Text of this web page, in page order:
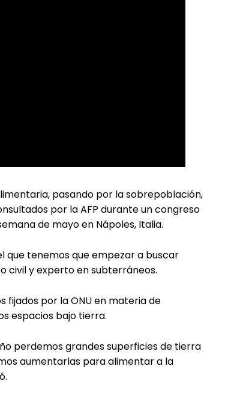
pasando por la sobrepoblación,
por la AFP durante un congreso
de mayo en Nápoles, Italia.
que tenemos que empezar a buscar
civil y experto en subterráneos.
fijados por la ONU en materia de
espacios bajo tierra.
perdemos grandes superficies de tierra
aumentarlas para alimentar a la